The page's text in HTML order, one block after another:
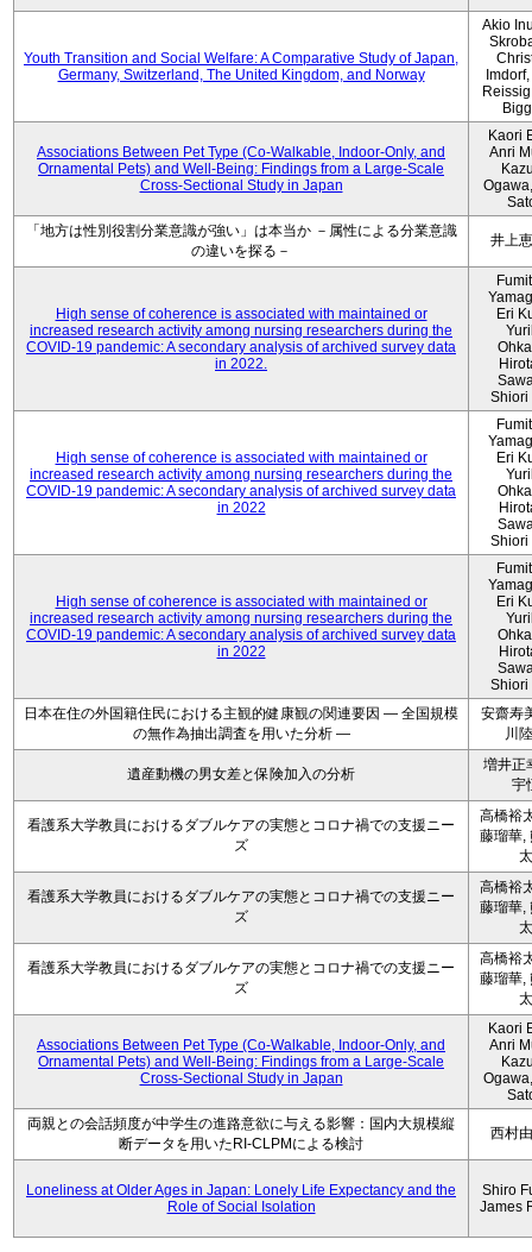
Youth Transition and Social Welfare: A Comparative Study of Japan,
Germany, Switzerland, The United Kingdom, and Norway
Akio
Associations Between Pet Type (Co-Walkable, Indoor-Only, and
Ornamental Pets) and Well-Being: Findings from a Large-Scale
Cross-Sectional Study in Japan
Kaori
Anri
「地方は性別役割分業意識が強い」は本当か －属性による分業意識
の違いを探る－
井上
High sense of coherence is associated with maintained or
increased research activity among nursing researchers during the
COVID-19 pandemic: A secondary analysis of archived survey data
in 2022.
Eri
Shiori
High sense of coherence is associated with maintained or
increased research activity among nursing researchers during the
COVID-19 pandemic: A secondary analysis of archived survey data
in 2022
Eri
Shiori
High sense of coherence is associated with maintained or
increased research activity among nursing researchers during the
COVID-19 pandemic: A secondary analysis of archived survey data
in 2022
Eri
Shiori
日本在住の外国籍住民における主観的健康観の関連要因 ― 全国規模
の無作為抽出調査を用いた分析 ―
安齋寿
川
遺産動機の男女差と保険加入の分析
増井正
宇
看護系大学教員におけるダブルケアの実態とコロナ禍での支援ニー
ズ
高橋裕
藤瑠華,
太
看護系大学教員におけるダブルケアの実態とコロナ禍での支援ニー
ズ
高橋裕
藤瑠華,
太
看護系大学教員におけるダブルケアの実態とコロナ禍での支援ニー
ズ
高橋裕
藤瑠華,
太
Associations Between Pet Type (Co-Walkable, Indoor-Only, and
Ornamental Pets) and Well-Being: Findings from a Large-Scale
Cross-Sectional Study in Japan
Kaori
Anri
両親との会話頻度が中学生の進路意欲に与える影響：国内大規模縦
断データを用いたRI-CLPMによる検討
西村
Loneliness at Older Ages in Japan: Lonely Life Expectancy and the
Role of Social Isolation
Shiro
James